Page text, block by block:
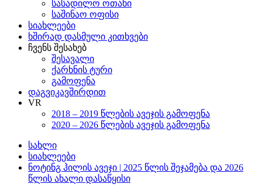
სასადილო ოთახი
საშინაო ოფისი
სიახლეები
ხშირად დასმული კითხვები
ჩვენს შესახებ
შესავალი
ქარხნის ტური
გამოფენა
დაგვიკავშირდით
VR
2018 – 2019 წლების ავეჯის გამოფენა
2020 – 2026 წლების ავეჯის გამოფენა
სახლი
სიახლეები
ნოტინგ ჰილის ავეჯი | 2025 წლის შეჯამება და 2026
წლის ახალი დასაწყისი